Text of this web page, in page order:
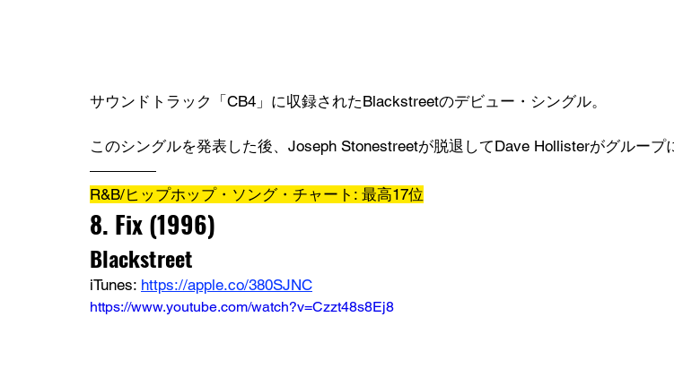
サウンドトラック「CB4」に収録されたBlackstreetのデビュー・シングル。
このシングルを発表した後、Joseph Stonestreetが脱退してDave Hollisterがグループ
R&B/ヒップホップ・ソング・チャート: 最高17位
8. Fix (1996)
Blackstreet
iTunes: https://apple.co/380SJNC
https://www.youtube.com/watch?v=Czzt48s8Ej8